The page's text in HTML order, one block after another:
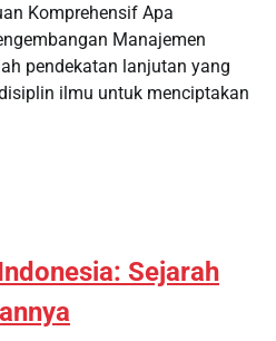
Komprehensif Apa
Manajemen
pendekatan lanjutan yang
ilmu untuk menciptakan
Sejarah